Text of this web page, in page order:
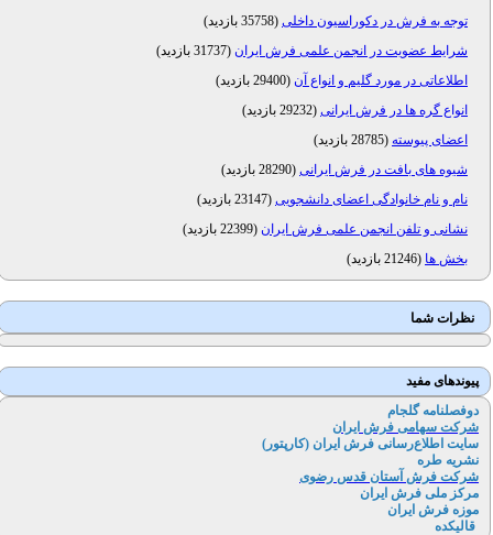
توجه به فرش در دکوراسیون داخلی( 35758 بازدید
)
شرایط عضویت در انجمن علمی فرش ایران (31737 بازدید
)
اطلاعاتی در مورد گلیم و انواع آن (29400 بازدید
)
انواع گره ها در فرش ایرانی( 29232 بازدید
)
اعضای پیوسته(28785 بازدید
)
شیوه های بافت در فرش ایرانی( 28290 بازدید
)
نام و نام خانوادگی اعضای دانشجویی( 23147 بازدید
)
نشانی و تلفن انجمن علمی فرش ایران (22399 بازدید
)
بخش ها (21246 بازدید )
نظرات شما
پیوندهای مفید
دوفصلنامه گلجام
شرکت سهامی فرش ایران
سایت اطلاع‌رسانی فرش ایران (کارپتور)
نشریه طره
شرکت فرش آستان قدس رضوی
مرکز ملی فرش ایران
موزه فرش ایران
قالیکده